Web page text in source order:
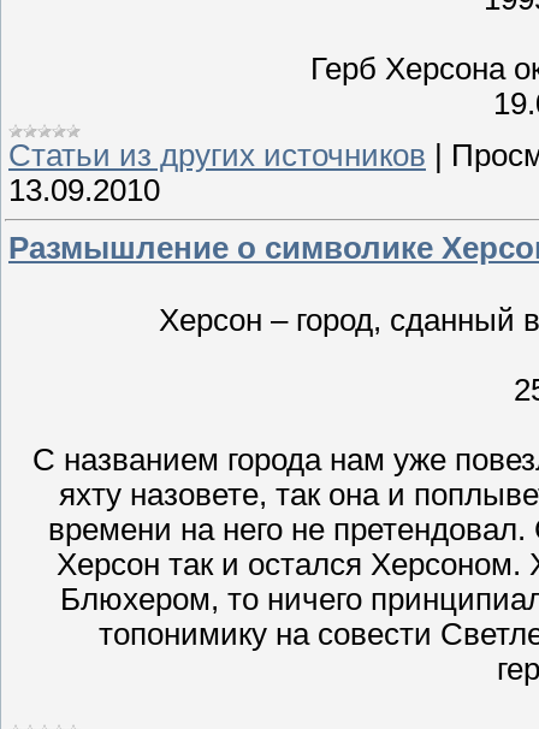
Герб Херсона
Статьи из других источников
13.09.2010
Размышление о символике
Херсон – город, сданный
С названием города нам уже
яхту назовете, так она и
времени на него не
Херсон так и остался
Блюхером, то ничего
топонимику на совести